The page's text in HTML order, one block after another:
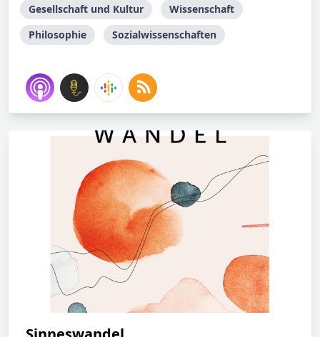
Gesellschaft und Kultur
Wissenschaft
Philosophie
Sozialwissenschaften